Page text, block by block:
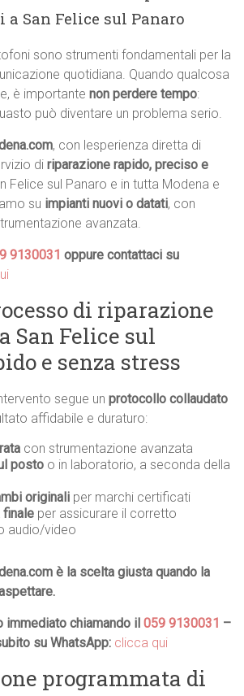
San Felice sul Panaro
sono strumenti fondamentali per la
quotidiana. Quando qualcosa
è importantenon perdere tempo:
può diventare un problema serio.
, con lesperienza diretta di
diriparazione rapido, preciso e
Felice sul Panaro e in tutta Modena e
su impianti nuovi o datati, con
avanzata.
9130031 oppure contattaci su
di riparazione
San Felice sul
e senza stress
segue unprotocollo collaudato
affidabile e duraturo:
con strumentazione avanzata
posto o in laboratorio, a seconda della
originali per marchi certificati
finale per assicurare il corretto
audio/video
è la scelta giusta quando la
immediato chiamando il059 9130031 –
su WhatsApp: clicca qui
programmata di